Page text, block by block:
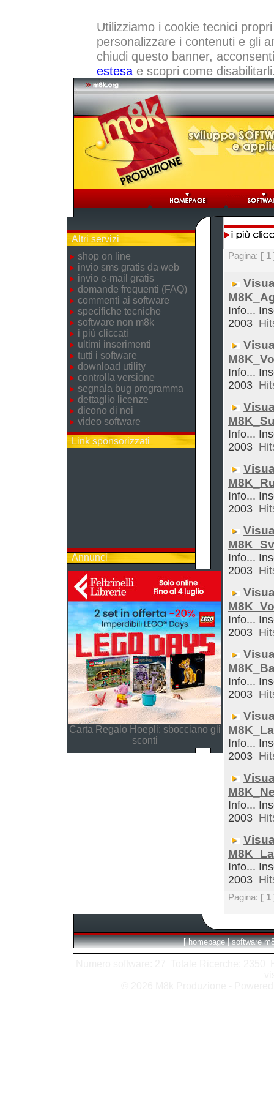
Utilizziamo i cookie tecnici
personalizzare i contenuti e gli
chiudi questo banner,
estesae scopri come
Altri servizi
shop on line
invio sms gratis da web
invio e-mail gratis
domande frequenti (FAQ)
commenti ai software
specifiche tecniche
software non m8k
i più cliccati
ultimi inserimenti
tutti i software
download utility
controlla versione
segnala bug programma
dettaglio licenze
dicono di noi
video software
Link sponsorizzati
Annunci
Carta Regalo Hoepli: sbocciano gli
sconti
Pagina: [ 1
Info...
2003
Info...
2003
Info...
2003
Info...
2003
Info...
2003
Info...
2003
Info...
2003
Info...
2003
Info...
2003
Info...
2003
Pagina: [ 1
[ homepage | software